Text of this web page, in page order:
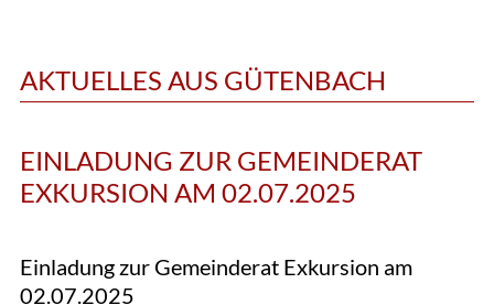
AKTUELLES AUS GÜTENBACH
EINLADUNG ZUR GEMEINDERAT
EXKURSION AM 02.07.2025
Einladung zur Gemeinderat Exkursion am
02.07.2025